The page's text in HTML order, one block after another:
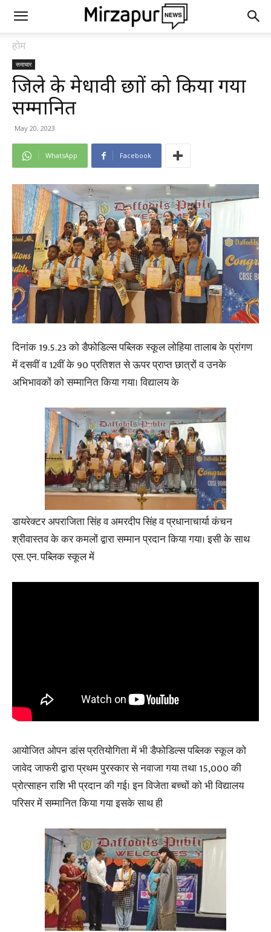
होम
समाचार
जिले के मेधावी छात्रों को किया गया
सम्मानित
May 20, 2023
WhatsApp Facebook
दिनांक 19.5.23 को डैफोडिल्स पब्लिक स्कूल लोहिया तालाब के प्रांगण
में दसवीं व 12वीं के 90 प्रतिशत से ऊपर प्राप्त छात्रों व उनके
अभिभावकों को सम्मानित किया गया। विद्यालय के
डायरेक्टर अपराजिता सिंह व अमरदीप सिंह व प्रधानाचार्या कंचन
श्रीवास्तव के कर कमलों द्वारा सम्मान प्रदान किया गया। इसी के साथ
एस. एन. पब्लिक स्कूल में
आयोजित ओपन डांस प्रतियोगिता में भी डैफोडिल्स पब्लिक स्कूल को
जावेद जाफरी द्वारा प्रथम पुरस्कार से नवाजा गया तथा 15,000 की
प्रोत्साहन राशि भी प्रदान की गई। इन विजेता बच्चों को भी विद्यालय
परिसर में सम्मानित किया गया इसके साथ ही